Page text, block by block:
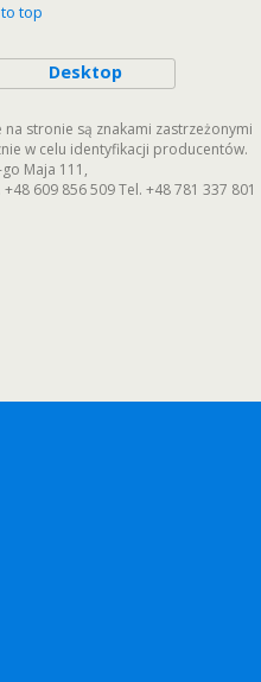
top
Desktop
stronie są znakami zastrzeżonymi
w celu identyfikacji producentów.
Maja 111 ,
+48 609 856 509Tel. +48 781 337 801